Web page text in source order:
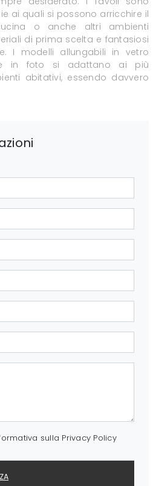
ai quali si possono arricchire il
o anche altri ambienti
di prima scelta e fantasiosi
I modelli allungabili in vetro
in foto si adattano ai più
abitativi, essendo davvero
sulla Privacy Policy